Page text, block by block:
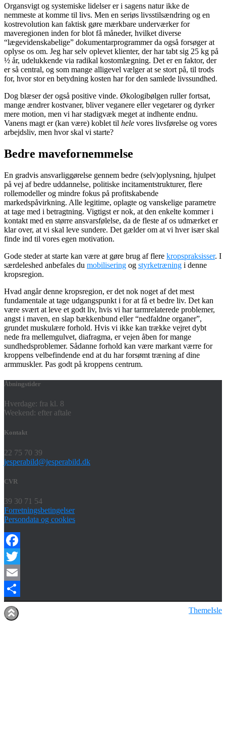
Organsvigt og systemiske lidelser er i sagens natur ikke de
nemmeste at komme til livs. Men en seriøs livsstilsændring og en
kostrevolution kan faktisk gøre mærkbare underværker for
maveregionen inden for blot få måneder, hvilket diverse
“lægevidenskabelige” dokumentarprogrammer da også forsøger at
oplyse os om. Jeg har selv oplevet klienter, der har tabt sig 25 kg på
½ år, udelukkende via radikal kostomlægning. Det er en faktor, der
er så central, og som mange alligevel vælger at se stort på, til trods
for, hvor stor en betydning kosten har for den samlede livssundhed.
Dog blæser der også positive vinde. Økologibølgen ruller fortsat,
mange ændrer kostvaner, bliver veganere eller vegetarer og dyrker
mere motion, men vi har stadigvæk meget at indhente endnu.
Vanens magt er (kan være) koblet til hele vores livsførelse og vores
arbejdsliv, men hvor skal vi starte?
Bedre mavefornemmelse
En gradvis ansvarliggørelse gennem bedre (selv)oplysning, hjulpet
på vej af bedre uddannelse, politiske incitamentstrukturer, flere
rollemodeller og mindre fokus på profitskabende
markedspåvirkning. Alle legitime, oplagte og vanskelige parametre
at tage med i betragtning. Vigtigst er nok, at den enkelte kommer i
kontakt med en større ansvarsfølelse, da de fleste af os udmærket er
klar over, at vi skal leve sundere. Det gælder om at vi hver især skal
finde ind til vores egen motivation.
Gode steder at starte kan være at gøre brug af flere kropspraksisser. I
særdeleshed anbefales du mobilisering og styrketræning i denne
kropsregion.
Hvad angår denne kropsregion, er det nok noget af det mest
fundamentale at tage udgangspunkt i for at få et bedre liv. Det kan
være svært at leve et godt liv, hvis vi har tarmrelaterede problemer,
angst i maven, en slap bækkenbund eller “nedfaldne organer”,
grundet muskulære forhold. Hvis vi ikke kan trække vejret dybt
nede fra mellemgulvet, diafragma, er vejen åben for mange
sundhedsproblemer. Sådanne forhold kan være markant værre for
kroppens velbefindende end at du har forsømt træning af dine
armmuskler. Pas godt på kroppens centrum.
Åbningstider
Hverdage: fra kl. 8
Weekend: efter aftale
Kontakt
22 75 70 39
jesperabild@jesperabild.dk
CVR
39 30 71 54
Forretningsbetingelser
Persondata og cookies
Facebook
Twitter
Email
Share
ThemeIsle